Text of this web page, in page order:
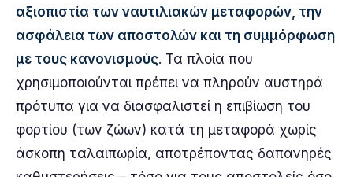
αξιοπιστία των ναυτιλιακών μεταφορών, την
ασφάλεια των αποστολών και τη συμμόρφωση
με τους κανονισμούς. Τα πλοία που
χρησιμοποιούνται πρέπει να πληρούν αυστηρά
πρότυπα για να διασφαλιστεί η επιβίωση του
φορτίου (των ζώων) κατά τη μεταφορά χωρίς
άσκοπη ταλαιπωρία, αποτρέποντας δαπανηρές